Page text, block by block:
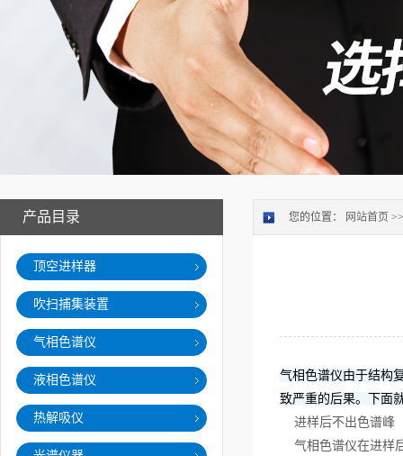
产品目录
顶空进样器
吹扫捕集装置
气相色谱仪
液相色谱仪
热解吸仪
您的位置： 网站首页
气相色谱仪由于结构
致严重的后果。下面
进样后不出色谱峰
气相色谱仪在进样